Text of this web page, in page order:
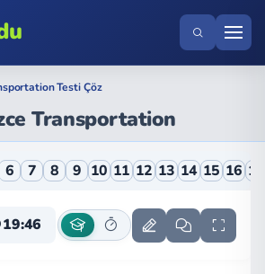
Testi Çöz
Transportation
Transportation Online Testi
6 7 8 9 10 11 12 13 14 15 16 17
19:46